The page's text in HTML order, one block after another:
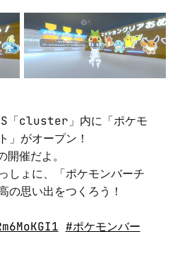
「cluster」内に「ポケモ
」がオープン！
催だよ。
しょに、「ポケモンバーチ
の思い出をつくろう！
#ポケモンバー